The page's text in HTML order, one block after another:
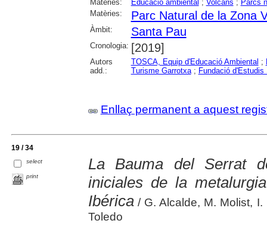
Matèries: Educació ambiental ; Volcans ; Parcs
Matèries:
Parc Natural de la Zona
Àmbit: Santa Pau
Cronologia: [2019]
Autors
add.:
TOSCA, Equip d'Educació Ambiental ;
Turisme Garrotxa; Fundació d'Estudis
Enllaç permanent a aquest
19 / 34
select
print
La Bauma del Serrat
iniciales de la
Ibérica/ G. Alcalde, M. Molist, I.
Toledo